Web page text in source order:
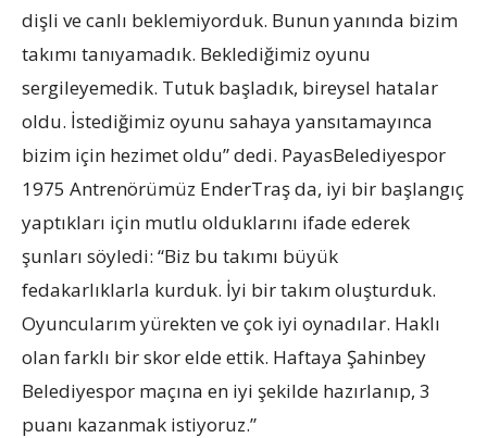
dişli ve canlı beklemiyorduk. Bunun yanında bizim
takımı tanıyamadık. Beklediğimiz oyunu
sergileyemedik. Tutuk başladık, bireysel hatalar
oldu. İstediğimiz oyunu sahaya yansıtamayınca
bizim için hezimet oldu” dedi. PayasBelediyespor
1975 Antrenörümüz EnderTraş da, iyi bir başlangıç
yaptıkları için mutlu olduklarını ifade ederek
şunları söyledi: “Biz bu takımı büyük
fedakarlıklarla kurduk. İyi bir takım oluşturduk.
Oyuncularım yürekten ve çok iyi oynadılar. Haklı
olan farklı bir skor elde ettik. Haftaya Şahinbey
Belediyespor maçına en iyi şekilde hazırlanıp, 3
puanı kazanmak istiyoruz.”